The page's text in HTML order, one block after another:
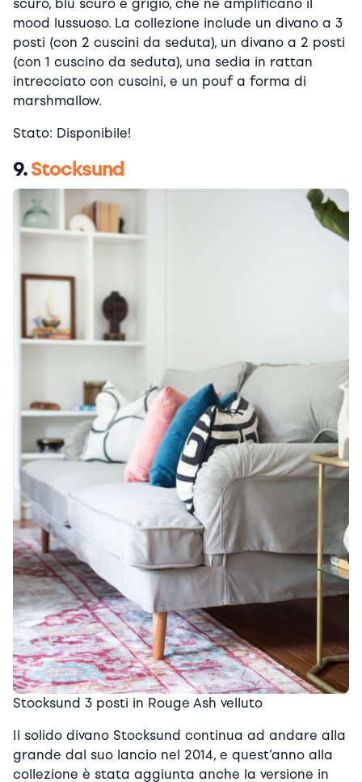
scuro, blu scuro e grigio, che ne amplificano il
mood lussuoso. La collezione include un divano a 3
posti (con 2 cuscini da seduta), un divano a 2 posti
(con 1 cuscino da seduta), una sedia in rattan
intrecciato con cuscini, e un pouf a forma di
marshmallow.
Stato: Disponibile!
9.Stocksund
Stocksund 3 posti in Rouge Ash velluto
Il solido divano Stocksund continua ad andare alla
grande dal suo lancio nel 2014, e quest’anno alla
collezione è stata aggiunta anche la versione in